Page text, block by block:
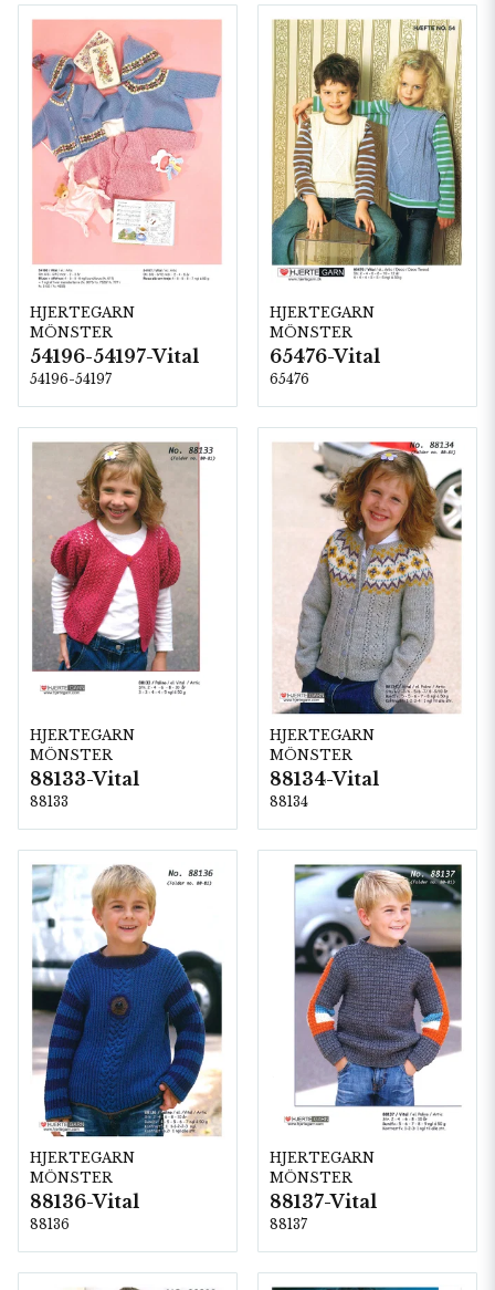
HJERTEGARN
MÖNSTER
54196-54197-Vital
54196-54197
HJERTEGARN
MÖNSTER
65476-Vital
65476
HJERTEGARN
MÖNSTER
88133-Vital
88133
HJERTEGARN
MÖNSTER
88134-Vital
88134
HJERTEGARN
MÖNSTER
88136-Vital
88136
HJERTEGARN
MÖNSTER
88137-Vital
88137